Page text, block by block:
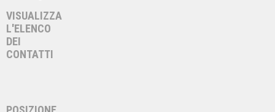
VISUALIZZA
L'ELENCO
DEI
CONTATTI